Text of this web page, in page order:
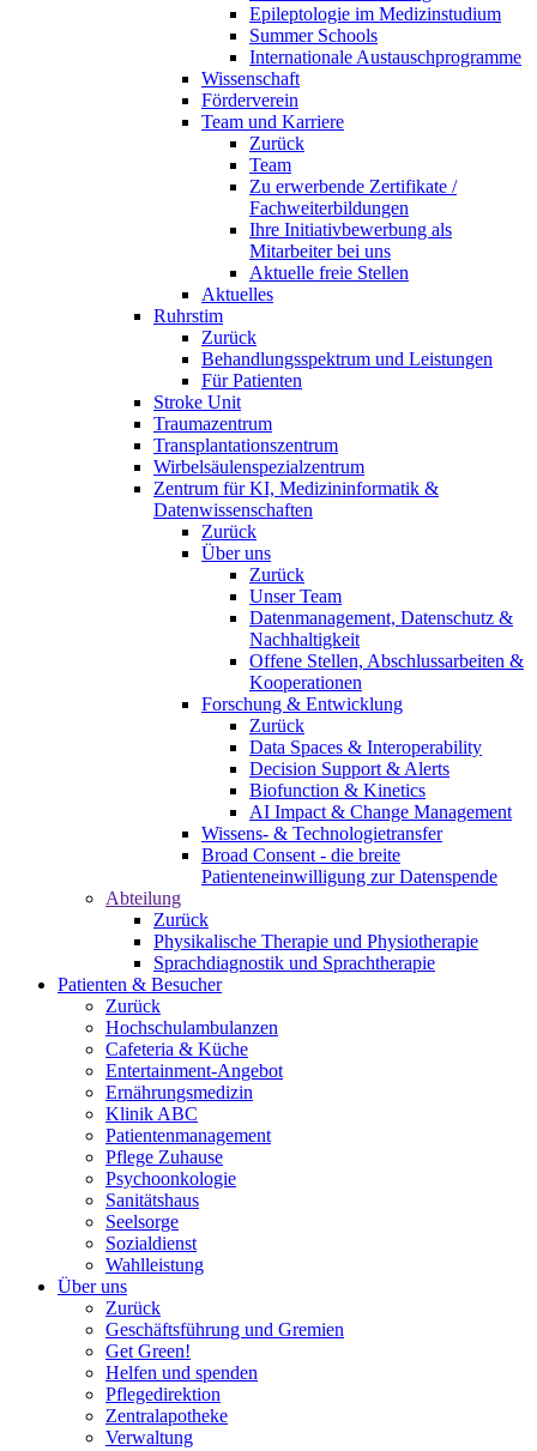
Epileptologie im Medizinstudium
Summer Schools
Internationale Austauschprogramme
Wissenschaft
Förderverein
Team und Karriere
Zurück
Team
Zu erwerbende Zertifikate /
Fachweiterbildungen
Ihre Initiativbewerbung als
Mitarbeiter bei uns
Aktuelle freie Stellen
Aktuelles
Ruhrstim
Zurück
Behandlungsspektrum und Leistungen
Für Patienten
Stroke Unit
Traumazentrum
Transplantationszentrum
Wirbelsäulenspezialzentrum
Zentrum für KI, Medizininformatik &
Datenwissenschaften
Zurück
Über uns
Zurück
Unser Team
Datenmanagement, Datenschutz &
Nachhaltigkeit
Offene Stellen, Abschlussarbeiten &
Kooperationen
Forschung & Entwicklung
Zurück
Data Spaces & Interoperability
Decision Support & Alerts
Biofunction & Kinetics
AI Impact & Change Management
Wissens- & Technologietransfer
Broad Consent - die breite
Patienteneinwilligung zur Datenspende
Abteilung
Zurück
Physikalische Therapie und Physiotherapie
Sprachdiagnostik und Sprachtherapie
Patienten & Besucher
Zurück
Hochschulambulanzen
Cafeteria & Küche
Entertainment-Angebot
Ernährungsmedizin
Klinik ABC
Patientenmanagement
Pflege Zuhause
Psychoonkologie
Sanitätshaus
Seelsorge
Sozialdienst
Wahlleistung
Über uns
Zurück
Geschäftsführung und Gremien
Get Green!
Helfen und spenden
Pflegedirektion
Zentralapotheke
Verwaltung